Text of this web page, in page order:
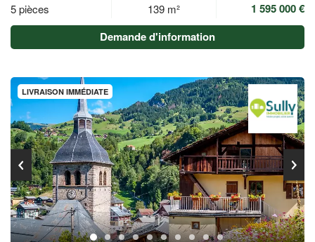
5 pièces 139 m²
1 595 000 €
Demande d'information
LIVRAISON IMMÉDIATE